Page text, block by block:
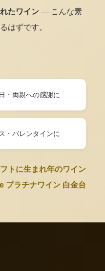
たワイン — こんな素
はずです。
・両親への感謝に
・バレンタインに
トに生まれ年のワイン
プラチナワイン 白金台